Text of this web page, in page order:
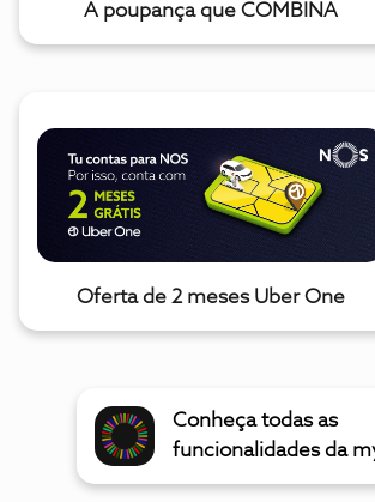
A poupança que COMBINA
Oferta de 2 meses Uber One
Conheça todas as
funcionalidades da